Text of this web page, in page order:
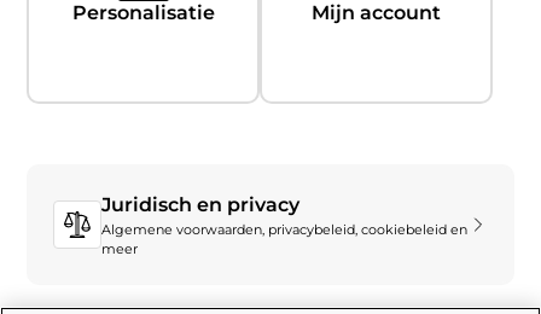
Personalisatie Mijn account
Juridisch en privacy
Algemene voorwaarden, privacybeleid, cookiebeleid en
meer